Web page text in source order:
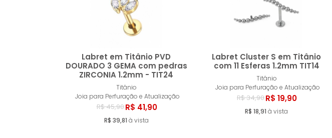
Labret em Titânio PVD
DOURADO 3 GEMA com pedras
ZIRCONIA 1.2mm - TIT24
Titânio
Joia para Perfuração e Atualização
R$ 45,90R$ 41,90
R$ 39,81 à vista
Comprar
Labret Cluster S em Titânio
com 11 Esferas 1.2mm TIT14
Titânio
Joia para Perfuração e Atualização
R$ 34,90R$ 19,90
R$ 18,91 à vista
Comprar